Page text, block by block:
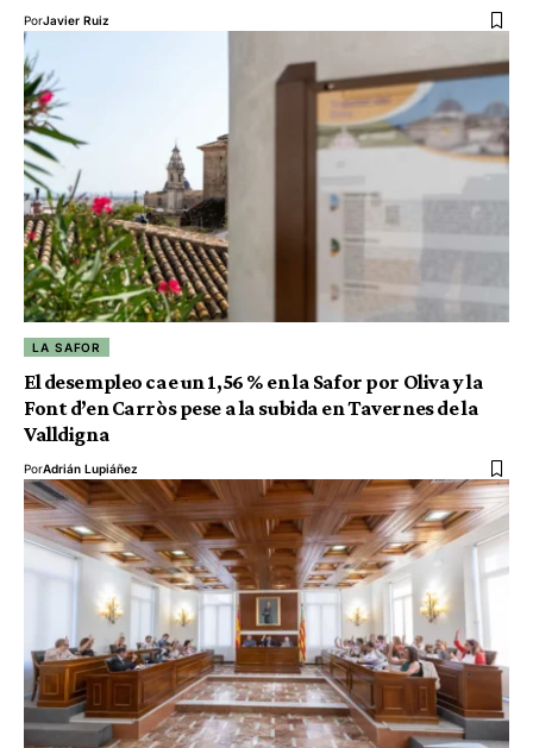
PorJavier Ruiz
LA SAFOR
El desempleo cae un 1,56 % en la Safor por Oliva y la
Font d’en Carròs pese a la subida en Tavernes de la
Valldigna
PorAdrián Lupiáñez